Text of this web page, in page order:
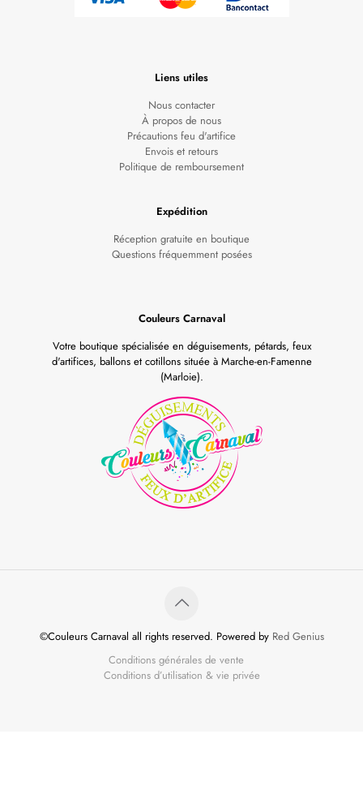
Liens utiles
Nous contacter
À propos de nous
Précautions feu d'artifice
Envois et retours
Politique de remboursement
Expédition
Réception gratuite en boutique
Questions fréquemment posées
Couleurs Carnaval
Votre boutique spécialisée en déguisements, pétards, feux
d'artifices, ballons et cotillons située à Marche-en-Famenne
(Marloie).
©Couleurs Carnaval all rights reserved. Powered by Red Genius
Conditions générales de vente
Conditions d’utilisation & vie privée